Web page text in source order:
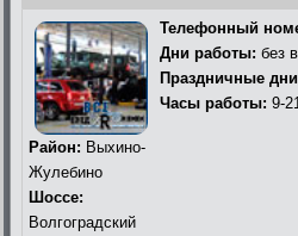
Телефонный
Дни работы: без
Праздничные
Часы работы: 9-
Район: Выхино-
Жулебино
Шоссе:
Волгоградский